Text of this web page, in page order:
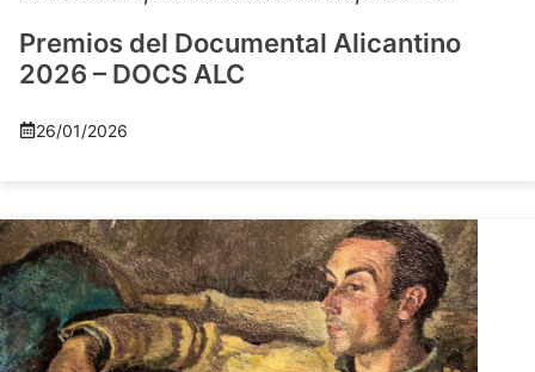
Premios del Documental Alicantino
2026 – DOCS ALC
26/01/2026